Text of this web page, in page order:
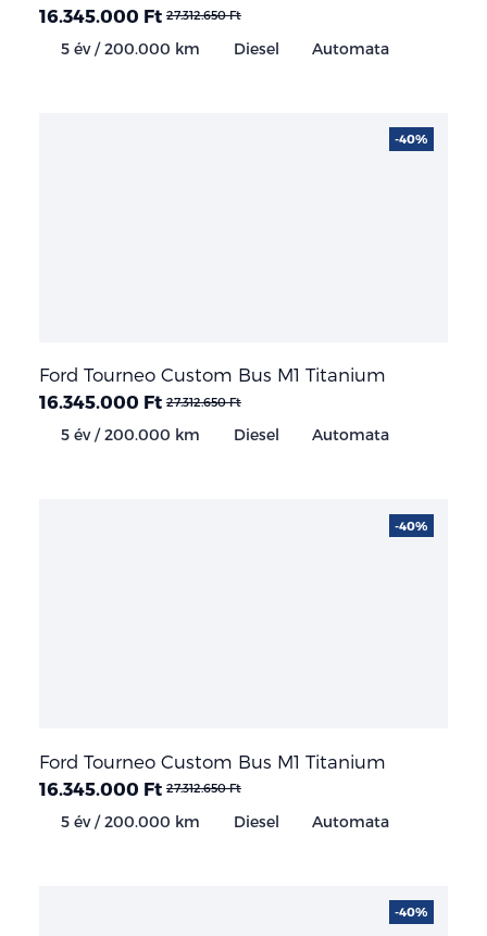
16.345.000 Ft 27.312.650 Ft
5 év / 200.000 km Diesel Automata
Ford Tourneo Custom Bus M1 Titanium
16.345.000 Ft 27.312.650 Ft
5 év / 200.000 km Diesel Automata
-40%
Ford Tourneo Custom Bus M1 Titanium
16.345.000 Ft 27.312.650 Ft
5 év / 200.000 km Diesel Automata
-40%
-40%